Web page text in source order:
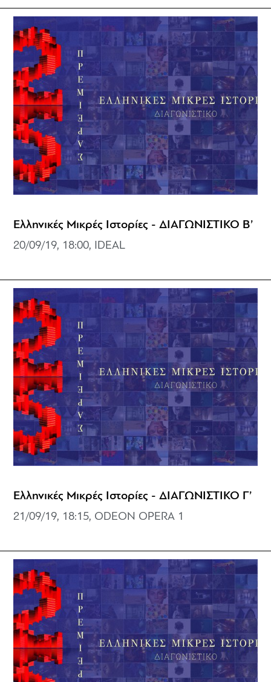
Ελληνικές Μικρές Ιστορίες - ΔΙΑΓΩΝΙΣΤΙΚΟ Β’
20/09/19, 18:00, IDEAL
Ελληνικές Μικρές Ιστορίες - ΔΙΑΓΩΝΙΣΤΙΚΟ Γ’
21/09/19, 18:15, ODEON OPERA 1